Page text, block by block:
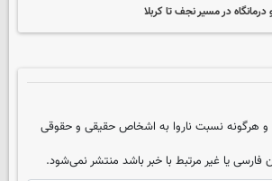
هرگونه نسبت ناروا به اشخاص حقیقی و حقوقی
فارسی یا غیر مرتبط با خبر باشد منتشر نمی‌شود.